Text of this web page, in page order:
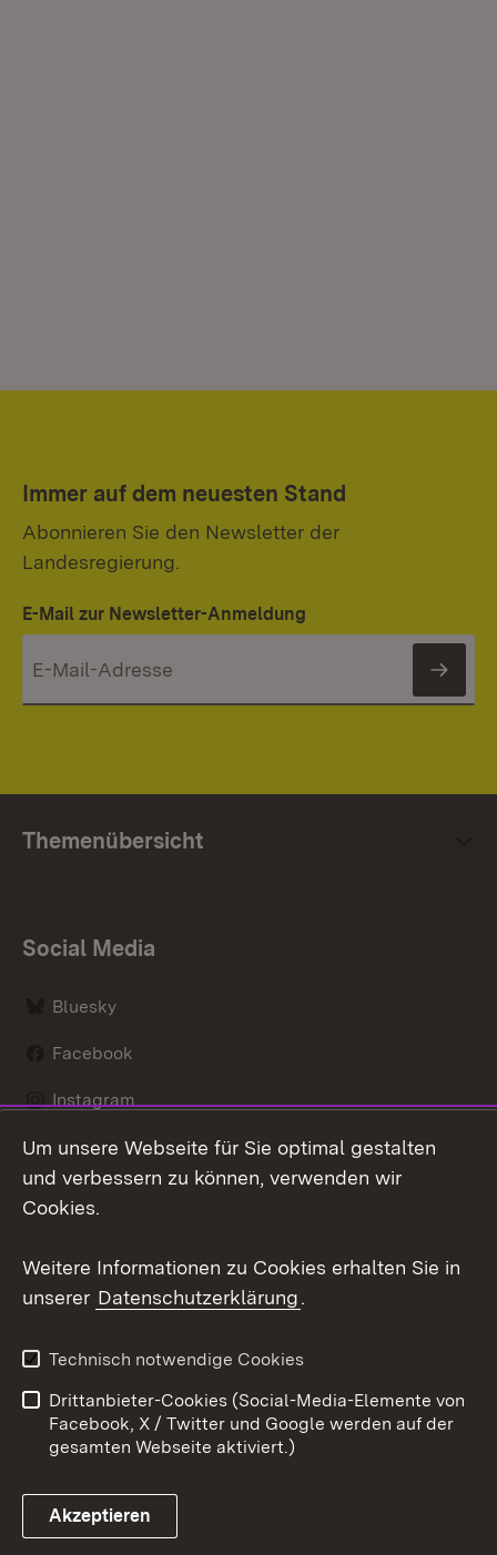
Immer auf dem neuesten Stand
Abonnieren Sie den Newsletter der
Landesregierung.
E-Mail zur Newsletter-Anmeldung
Themenübersicht
Social Media
Bluesky
Facebook
Instagram
LinkedIn
Link zum Landesportal
Datenschutz
Barrierefreiheit
Impressum
Cookies
Um unsere Webseite für Sie optimal gestalten
und verbessern zu können, verwenden wir
Cookies.
Weitere Informationen zu Cookies erhalten Sie in
unserer Datenschutzerklärung.
Technisch notwendige Cookies
Drittanbieter-Cookies (Social-Media-Elemente von
Facebook, X / Twitter und Google werden auf der
gesamten Webseite aktiviert.)
Akzeptieren